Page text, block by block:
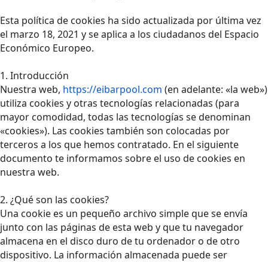
Esta política de cookies ha sido actualizada por última vez
el marzo 18, 2021 y se aplica a los ciudadanos del Espacio
Económico Europeo.
1. Introducción
Nuestra web, https://eibarpool.com (en adelante: «la web»)
utiliza cookies y otras tecnologías relacionadas (para
mayor comodidad, todas las tecnologías se denominan
«cookies»). Las cookies también son colocadas por
terceros a los que hemos contratado. En el siguiente
documento te informamos sobre el uso de cookies en
nuestra web.
2. ¿Qué son las cookies?
Una cookie es un pequeño archivo simple que se envía
junto con las páginas de esta web y que tu navegador
almacena en el disco duro de tu ordenador o de otro
dispositivo. La información almacenada puede ser